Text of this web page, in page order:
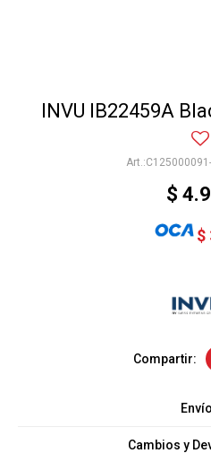
INVU IB22459A
$
$
Cambios y